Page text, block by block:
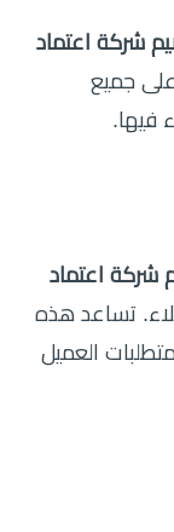
شركة اعتماد
جميع
فيها.
شركة اعتماد
تساعد هذه
العميل